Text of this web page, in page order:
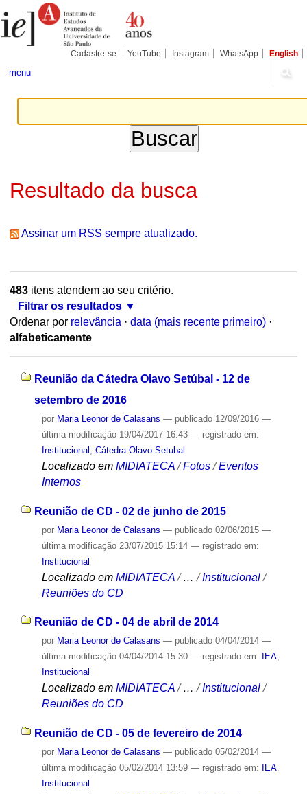
para
conteúdo.
Pessoais
Cadastre-se YouTube Instagram WhatsApp English
menu
Resultado da busca
Assinar um RSS sempre atualizado.
483itens atendem ao seu critério.
Filtrar os resultados
Ordenar por relevância · data (mais recente primeiro) ·
alfabeticamente
Reunião da Cátedra Olavo Setúbal - 12 de
setembro de 2016
por Maria Leonor de Calasans — publicado12/09/2016 —
última modificação19/04/2017 16:43 — registrado em:
Institucional
Cátedra Olavo Setubal
Localizado em MIDIATECA /Fotos /Eventos
Internos
Reunião de CD - 02 de junho de 2015
por Maria Leonor de Calasans — publicado02/06/2015 —
última modificação23/07/2015 15:14 — registrado em:
Institucional
Localizado em MIDIATECA /…/Institucional /
Reuniões do CD
Reunião de CD - 04 de abril de 2014
por Maria Leonor de Calasans — publicado04/04/2014 —
última modificação04/04/2014 15:30 — registrado em: IEA,
Institucional
Localizado em MIDIATECA /…/Institucional /
Reuniões do CD
Reunião de CD - 05 de fevereiro de 2014
por Maria Leonor de Calasans — publicado05/02/2014 —
última modificação05/02/2014 13:59 — registrado em: IEA,
Institucional